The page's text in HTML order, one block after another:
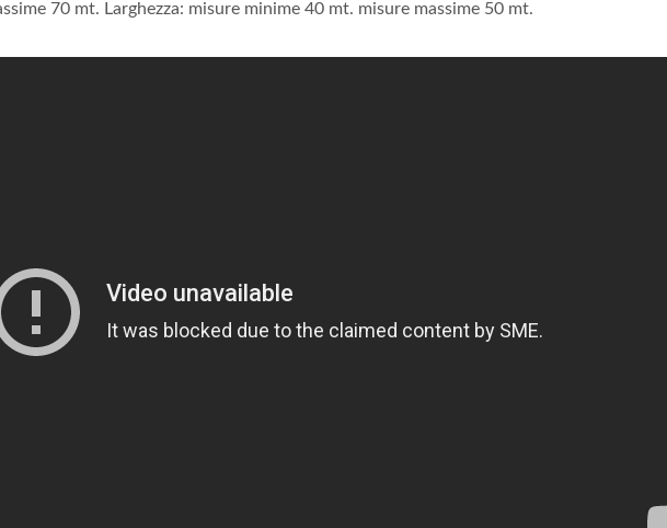
70 mt. Larghezza: misure minime 40 mt. misure massime 50 mt.